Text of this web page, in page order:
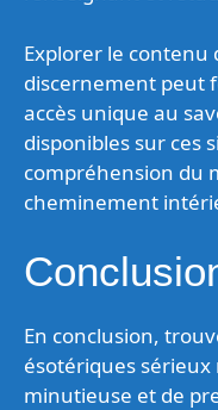
Explorer le contenu
discernement peut
accès unique au
disponibles sur ces
compréhension du
cheminement
En conclusion,
ésotériques
minutieuse et de